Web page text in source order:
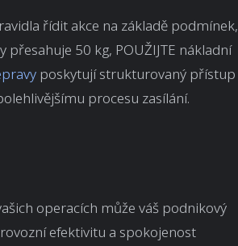
řídit akce na základě podmínek,
50 kg, POUŽIJTE nákladní
poskytují strukturovaný přístup
procesu zasílání.
operacích může váš podnikový
efektivitu a spokojenost